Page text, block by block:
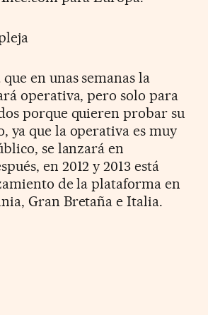
en unas semanas la
operativa, pero solo para
porque quieren probar su
ya que la operativa es muy
se lanzará en
en 2012 y 2013 está
de la plataforma en
Gran Bretaña e Italia.